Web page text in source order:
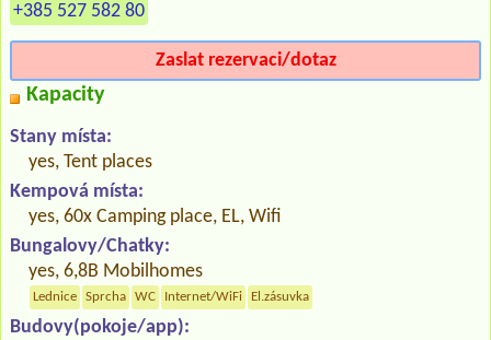
+385 527 582 80
Zaslat rezervaci/dotaz
Kapacity
Stany místa:
yes, Tent places
Kempová místa:
yes, 60x Camping place, EL, Wifi
Bungalovy/Chatky:
yes, 6,8B Mobilhomes
Lednice Sprcha WC Internet/WiFi El.zásuvka
Budovy(pokoje/app):